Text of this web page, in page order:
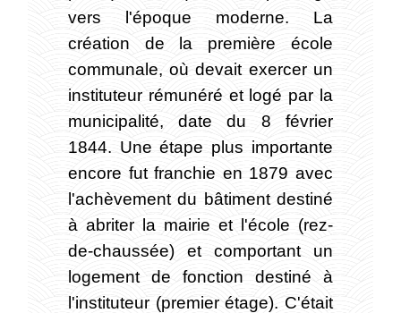
vers l'époque moderne. La
création de la première école
communale, où devait exercer un
instituteur rémunéré et logé par la
municipalité, date du 8 février
1844. Une étape plus importante
encore fut franchie en 1879 avec
l'achèvement du bâtiment destiné
à abriter la mairie et l'école (rez-
de-chaussée) et comportant un
logement de fonction destiné à
l'instituteur (premier étage). C'était